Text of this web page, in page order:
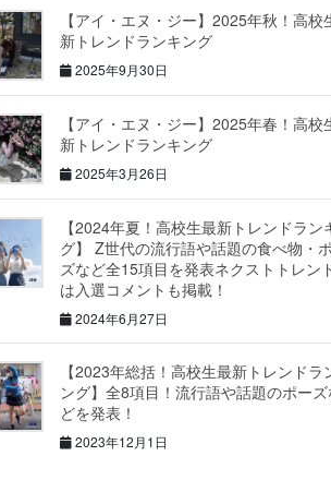
【アイ・エヌ・ジー】2025年秋！高校
新トレンドランキング
2025年9月30日
【アイ・エヌ・ジー】2025年春！高校
新トレンドランキング
2025年3月26日
【2024年夏！高校生最新トレンドラン
グ】 Z世代の流行語や話題の食べ物・
ズなど全15項目を発表ネクストトレン
は入選コメントも掲載！
2024年6月27日
【2023年総括！高校生最新トレンドラ
ング】全8項目！流行語や話題のポーズ
どを発表！
2023年12月1日